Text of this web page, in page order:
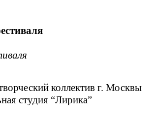
коллектив г. Москвы
студия “Лирика”